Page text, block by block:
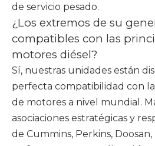
de servicio pesado.
¿Los extremos de su
compatibles con las
motores diésel?
Sí, nuestras unidades están
perfecta compatibilidad con
de motores a nivel mundial.
asociaciones estratégicas y
de Cummins, Perkins, Doosan,